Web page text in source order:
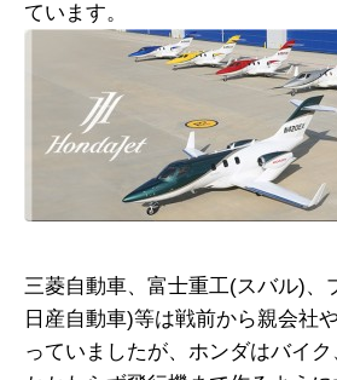
ています。
三菱自動車、富士重工(スバル)、
日産自動車)等は戦前から親会社
っていましたが、ホンダはバイ